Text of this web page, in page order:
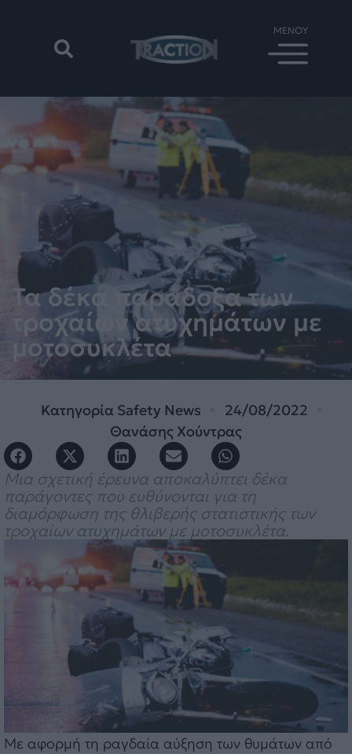
Τα δέκα παράδοξα των
τροχαίων ατυχημάτων με
μοτοσυκλέτα
Κατηγορία Safety News
24/08/2022
Θανάσης Χούντρας
Μια σχετική έρευνα αποκαλύπτει δέκα
παράγοντες που ευθύνονται για τη
διαμόρφωση της θλιβερής στατιστικής των
τροχαίων ατυχημάτων με μοτοσυκλέτα.
Με αφορμή τη ραγδαία αύξηση των θυμάτων από